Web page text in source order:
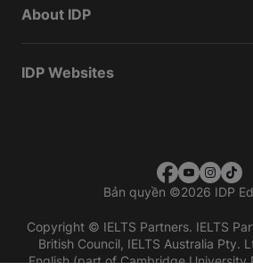
About IDP
IDP Websites
Bản quyền ©2026 IDP
Copyright © IELTS Partners. IELTS
British Council, IELTS Australia Pty.
English (part of Cambridge University